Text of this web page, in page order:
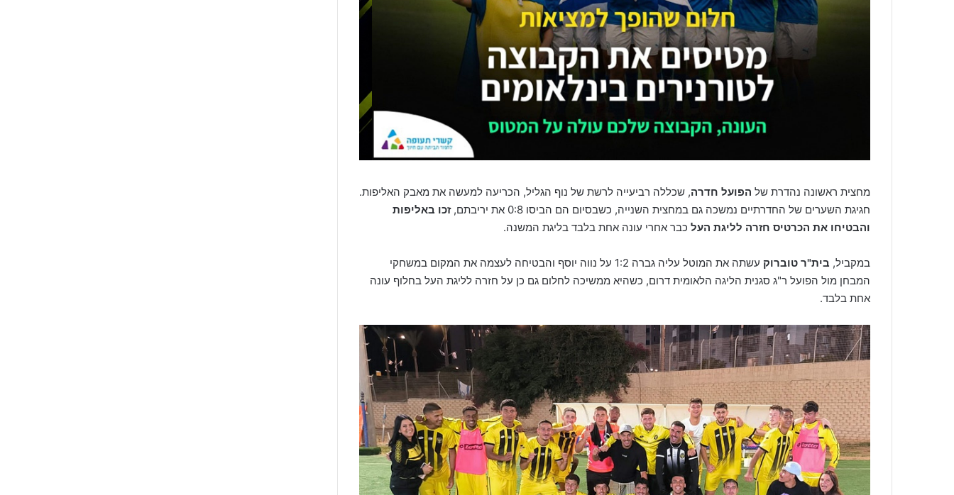
מחצית ראשונה נהדרת של הפועל חדרה, שכללה רביעייה לרשת של נוף הגליל, הכריעה למעשה את מאבק האליפות.
חגיגת השערים של החדרתיים נמשכה גם במחצית השנייה, כשבסיום הם הביסו 0:8 את יריבתם,
זכו באליפות
והבטיחו את הכרטיס חזרה לליגת העל כבר אחרי עונה אחת בלבד בליגת המשנה.
במקביל, בית"ר טוברוק
עשתה את המוטל עליה גברה 1:2 על נווה יוסף והבטיחה לעצמה את המקום במשחקי
המבחן מול הפועל ר"ג סגנית הליגה הלאומית דרום, כשהיא ממשיכה לחלום גם כן על חזרה לליגת העל בחלוף עונה
אחת בלבד.